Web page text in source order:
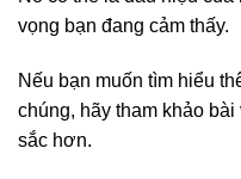
vọng bạn đang cảm thấy.
Nếu bạn muốn tìm hiểu
chúng, hãy tham khảo bài
sắc hơn.